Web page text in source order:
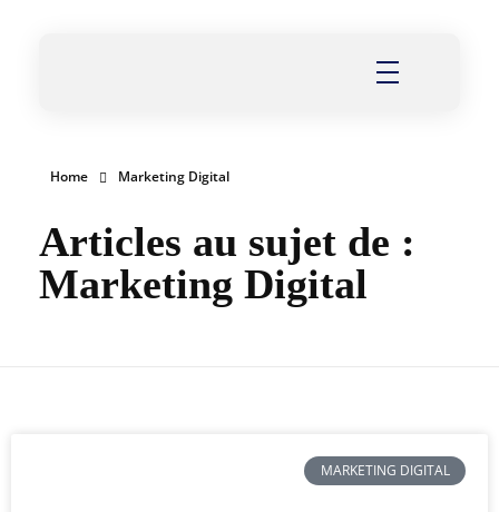
Home Marketing Digital
Articles au sujet de :
Marketing Digital
MARKETING DIGITAL